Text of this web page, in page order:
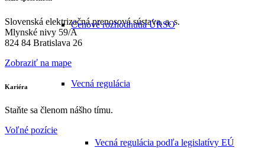
Cenové rozhodnutia ÚRSO
Vecná regulácia
Vecná regulácia podľa legislatívy EÚ
Slovenská elektrizačná prenosová sústava, a. s.
Mlynské nivy 59/A
824 84 Bratislava 26
Zobraziť na mape
Kariéra
Staňte sa členom nášho tímu.
Voľné pozície